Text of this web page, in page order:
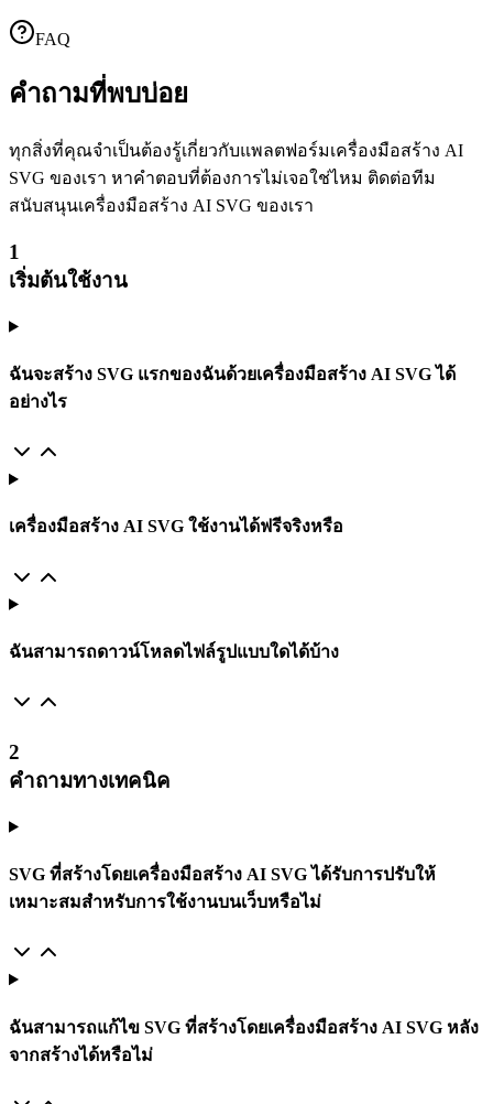
FAQ
คำถามที่พบบ่อย
ทุกสิ่งที่คุณจำเป็นต้องรู้เกี่ยวกับแพลตฟอร์มเครื่องมือสร้าง AI
SVG ของเรา หาคำตอบที่ต้องการไม่เจอใช่ไหม ติดต่อทีม
สนับสนุนเครื่องมือสร้าง AI SVG ของเรา
1
เริ่มต้นใช้งาน
ฉันจะสร้าง SVG แรกของฉันด้วยเครื่องมือสร้าง AI SVG ได้
อย่างไร
เครื่องมือสร้าง AI SVG ใช้งานได้ฟรีจริงหรือ
ฉันสามารถดาวน์โหลดไฟล์รูปแบบใดได้บ้าง
2
คำถามทางเทคนิค
SVG ที่สร้างโดยเครื่องมือสร้าง AI SVG ได้รับการปรับให้
เหมาะสมสำหรับการใช้งานบนเว็บหรือไม่
ฉันสามารถแก้ไข SVG ที่สร้างโดยเครื่องมือสร้าง AI SVG หลัง
จากสร้างได้หรือไม่